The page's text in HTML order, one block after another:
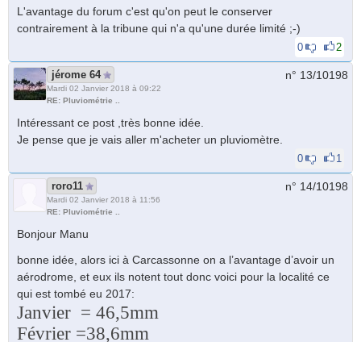
L'avantage du forum c'est qu'on peut le conserver
contrairement à la tribune qui n'a qu'une durée limité ;-)
0 2
jérome 64
Mardi 02 Janvier 2018 à 09:22
RE: Pluviométrie ..
n° 13/10198
Intéressant ce post ,très bonne idée.
Je pense que je vais aller m'acheter un pluviomètre.
0 1
roro11
Mardi 02 Janvier 2018 à 11:56
RE: Pluviométrie ..
n° 14/10198
Bonjour Manu
bonne idée, alors ici à Carcassonne on a l’avantage d’avoir un
aérodrome, et eux ils notent tout donc voici pour la localité ce
qui est tombé eu 2017:
Janvier = 46,5mm
Février =38,6mm